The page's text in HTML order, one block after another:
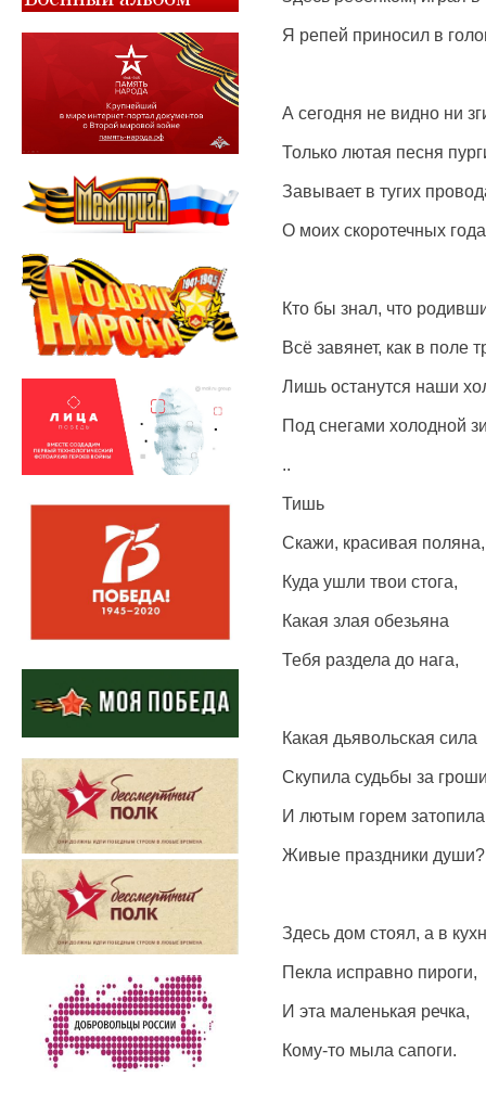
Я репей приносил в
А сегодня не видно ни
Только лютая песня
Завывает в тугих
О моих скоротечных
Кто бы знал, что
Всё завянет, как в поле
Лишь останутся наши
Под снегами холодной
Тишь
Скажи, красивая поляна,
Куда ушли твои стога,
Какая злая обезьяна
Тебя раздела до нага,
Какая дьявольская сила
Скупила судьбы за
И лютым горем затопила
Живые праздники души?
Здесь дом стоял, а в
Пекла исправно пироги,
И эта маленькая речка,
Кому-то мыла сапоги.